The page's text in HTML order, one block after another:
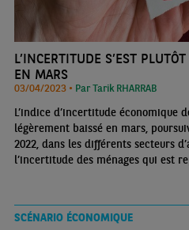
L’INCERTITUDE S’EST
EN MARS
03/04/2023 • Par Tarik RHARRAB
L’indice d’incertitude économique
légèrement baissé en mars,
2022, dans les différents secteurs
l’incertitude des ménages qui est
SCÉNARIO ÉCONOMIQUE